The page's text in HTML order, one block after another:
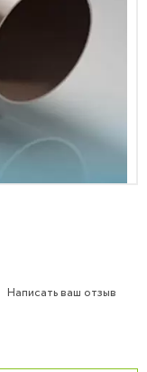
Написать ваш отзыв